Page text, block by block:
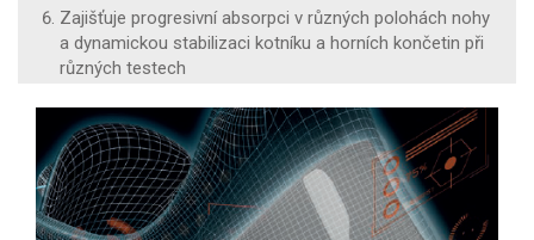
Zajišťuje progresivní absorpci v různých polohách nohy
a dynamickou stabilizaci kotníku a horních končetin při
různých testech